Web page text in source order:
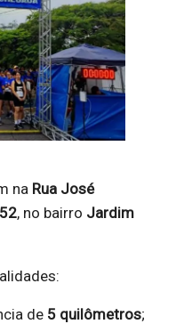
na Rua José
, no bairro Jardim
de 5 quilômetros;